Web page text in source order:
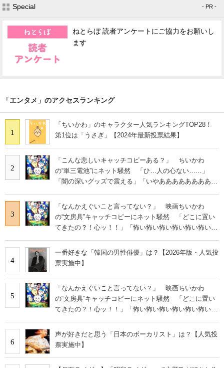
Special - PR -
ねとらぼ 読者アンケートにご協力をお願いし
ます
「エンタメ」のアクセスランキング
1
「ちいかわ」のキャラクター人気ランキングTOP28！
第1位は「うさぎ」【2024年最新投票結果】
2
「こんな悲しいキャッチコピーある？」 ちいかわ
の“単三電池”にネット騒然 「ひ…人の心ない……」
「闇の深いグッズで震える」「いやあああああああああ
3
「なんかえぐいこと言ってない？」 映画ちいかわ
の“文房具”キャッチコピーにネット騒然 「どこに置い
てきたの？！心ッ！！」「怖い怖い怖い怖い怖い怖い怖
4
一番好きな「韓国の男性俳優」は？【2026年版・人気投
票実施中】
5
「なんかえぐいこと言ってない？」 映画ちいかわ
の“文房具”キャッチコピーにネット騒然 「どこに置い
てきたの？！心ッ！！」「怖い怖い怖い怖い怖い怖い怖
6
声が好きだと思う「日本のボーカリスト」は？【人気投
票実施中】